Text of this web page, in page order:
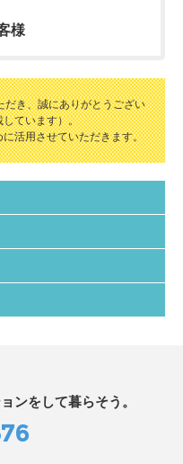
様
き、誠にありがとうござい
ています）。
活用させていただきます。
ンをして暮らそう。